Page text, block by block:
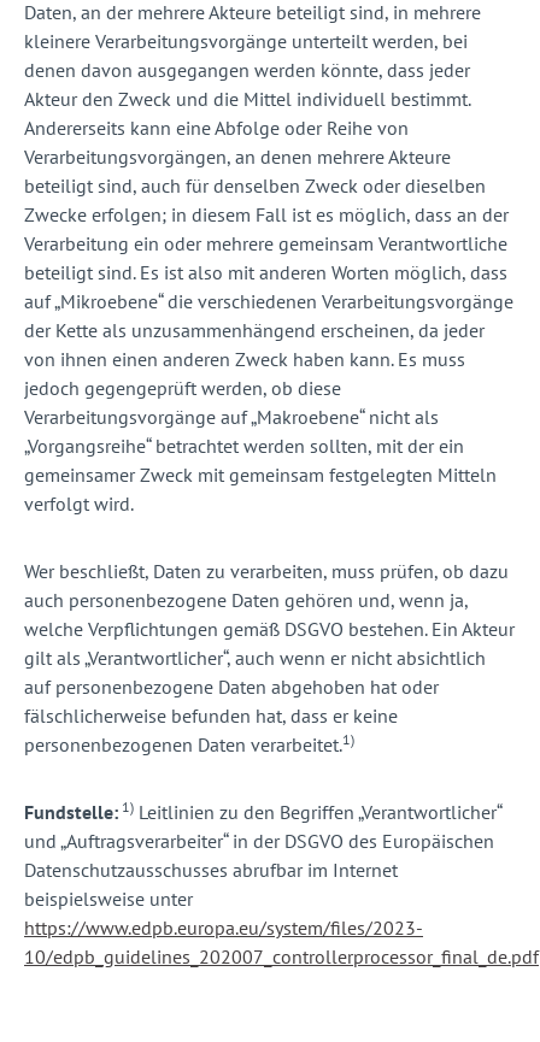
Daten, an der mehrere Akteure beteiligt sind, in mehrere
kleinere Verarbeitungsvorgänge unterteilt werden, bei
denen davon ausgegangen werden könnte, dass jeder
Akteur den Zweck und die Mittel individuell bestimmt.
Andererseits kann eine Abfolge oder Reihe von
Verarbeitungsvorgängen, an denen mehrere Akteure
beteiligt sind, auch für denselben Zweck oder dieselben
Zwecke erfolgen; in diesem Fall ist es möglich, dass an der
Verarbeitung ein oder mehrere gemeinsam Verantwortliche
beteiligt sind. Es ist also mit anderen Worten möglich, dass
auf „Mikroebene“ die verschiedenen Verarbeitungsvorgänge
der Kette als unzusammenhängend erscheinen, da jeder
von ihnen einen anderen Zweck haben kann. Es muss
jedoch gegengeprüft werden, ob diese
Verarbeitungsvorgänge auf „Makroebene“ nicht als
„Vorgangsreihe“ betrachtet werden sollten, mit der ein
gemeinsamer Zweck mit gemeinsam festgelegten Mitteln
verfolgt wird.
Wer beschließt, Daten zu verarbeiten, muss prüfen, ob dazu
auch personenbezogene Daten gehören und, wenn ja,
welche Verpflichtungen gemäß DSGVO bestehen. Ein Akteur
gilt als „Verantwortlicher“, auch wenn er nicht absichtlich
auf personenbezogene Daten abgehoben hat oder
fälschlicherweise befunden hat, dass er keine
personenbezogenen Daten verarbeitet.1)
Fundstelle: 1) Leitlinien zu den Begriffen „Verantwortlicher“
und „Auftragsverarbeiter“ in der DSGVO des Europäischen
Datenschutzausschusses abrufbar im Internet
beispielsweise unter
https://www.edpb.europa.eu/system/files/2023-
10/edpb_guidelines_202007_controllerprocessor_final_de.pdf